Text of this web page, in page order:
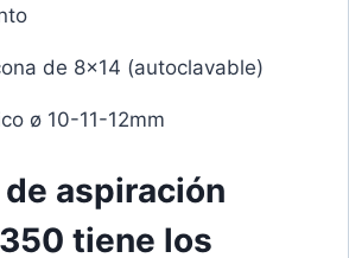
de 8×14 (autoclavable)
ø 10-11-12mm
aspiración
tiene los